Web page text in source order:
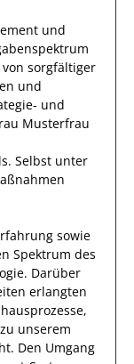
und
sorgfältiger
und
und
Musterfrau
Selbst unter
sowie
Spektrum des
. Darüber
erlangten
zu unserem
Den Umgang